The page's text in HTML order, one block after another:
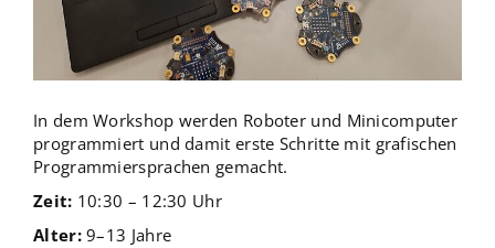
In dem Workshop werden Roboter und Minicomputer
programmiert und damit erste Schritte mit grafischen
Programmiersprachen gemacht.
Zeit: 10:30 – 12:30 Uhr
Alter:9–13 Jahre